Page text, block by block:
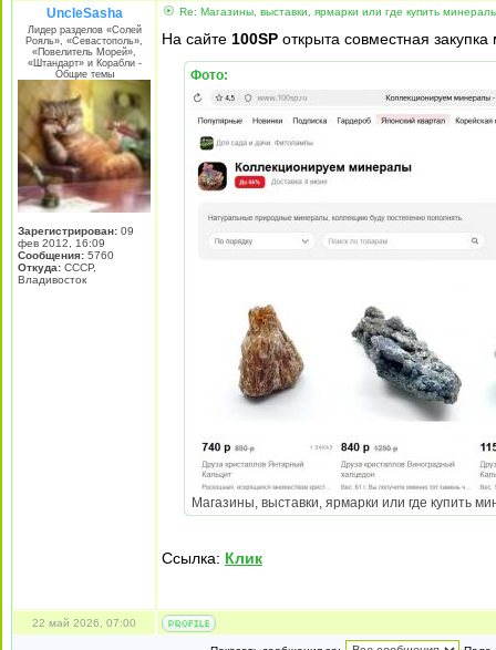
UncleSasha
Лидер разделов «Солей
Рояль», «Севастополь»,
«Повелитель Морей»,
«Штандарт» и Корабли -
Общие темы
Зарегистрирован: 09
фев 2012, 16:09
Сообщения: 5760
Откуда: СССР,
Владивосток
Re: Магазины, выставки, ярмарки или где купить
На сайте 100SP открыта совместная
Фото:
Магазины, выставки, ярмарки или где купить
Ссылка: Клик
22 май 2026, 07:00